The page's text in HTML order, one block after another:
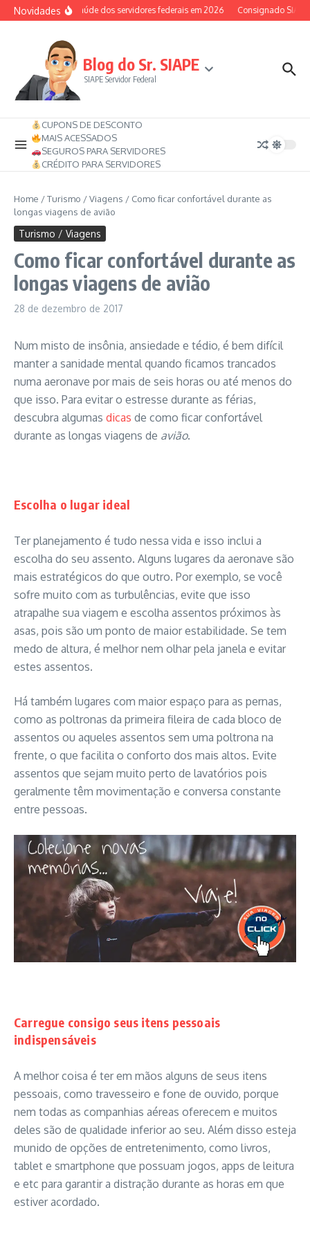
Ir para o conteúdo
NovidadesAuxílio-saúde dos servidores federais em 2026 Consignado
Blog do Sr. SIAPE
SIAPE Servidor Federal
CUPONS DE DESCONTO
MAIS ACESSADOS
SEGUROS PARA SERVIDORES
CRÉDITO PARA SERVIDORES
Home /Turismo / Viagens / Como ficar confortável durante as
longas viagens de avião
Turismo / Viagens
Como ficar confortável durante as
longas viagens de avião
28 de dezembro de 2017
Num misto de insônia, ansiedade e tédio, é bem difícil
manter a sanidade mental quando ficamos trancados
numa aeronave por mais de seis horas ou até menos do
que isso. Para evitar o estresse durante as férias,
descubra algumas dicas de como ficar confortável
durante as longas viagens de avião.
Escolha o lugar ideal
Ter planejamento é tudo nessa vida e isso inclui a
escolha do seu assento. Alguns lugares da aeronave são
mais estratégicos do que outro. Por exemplo, se você
sofre muito com as turbulências, evite que isso
atrapalhe sua viagem e escolha assentos próximos às
asas, pois são um ponto de maior estabilidade. Se tem
medo de altura, é melhor nem olhar pela janela e evitar
estes assentos.
Há também lugares com maior espaço para as pernas,
como as poltronas da primeira fileira de cada bloco de
assentos ou aqueles assentos sem uma poltrona na
frente, o que facilita o conforto dos mais altos. Evite
assentos que sejam muito perto de lavatórios pois
geralmente têm movimentação e conversa constante
entre pessoas.
Carregue consigo seus itens pessoais
indispensáveis
A melhor coisa é ter em mãos alguns de seus itens
pessoais, como travesseiro e fone de ouvido, porque
nem todas as companhias aéreas oferecem e muitos
deles são de qualidade inferior ao seu. Além disso esteja
munido de opções de entretenimento, como livros,
tablet e smartphone que possuam jogos, apps de leitura
e etc para garantir a distração durante as horas em que
estiver acordado.